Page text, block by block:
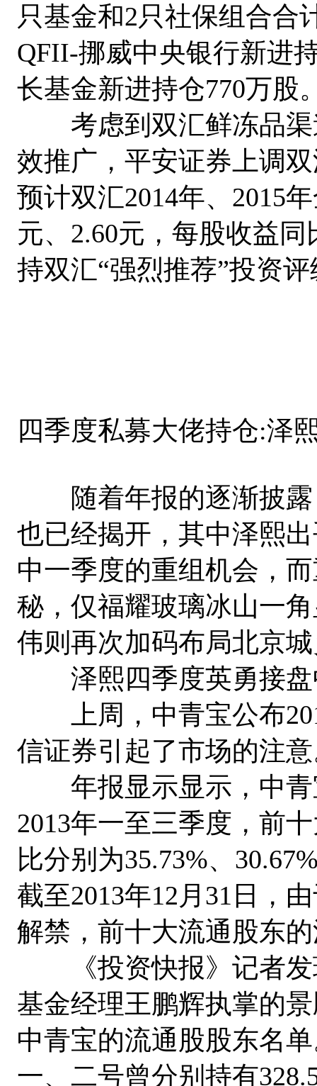
只基金和2只社保组合合
QFII-挪威中央银行新进
长基金新进持仓770万股
考虑到双汇鲜冻品渠
效推广，平安证券上调
预计双汇2014年、2015
元、2.60元，每股收益
持双汇“强烈推荐”投资
四季度私募大佬持仓:泽
随着年报的逐渐披露
也已经揭开，其中泽熙
中一季度的重组机会，
秘，仅福耀玻璃冰山一
伟则再次加码布局北京
泽熙四季度英勇接盘
上周，中青宝公布
信证券引起了市场的注
年报显示显示，中青
2013年一至三季度，前
比分别为35.73%、
截至2013年12月31日，
解禁，前十大流通股东
《投资快报》记者发
基金经理王鹏辉执掌的
中青宝的流通股股东名
一、二号曾分别持有